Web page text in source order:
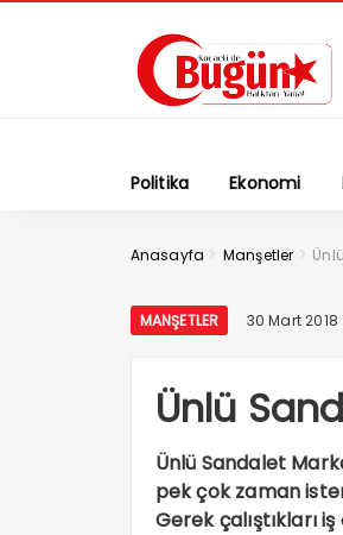
Politika Ekonomi
Anasayfa > Manşetler >
MANŞETLER 30 Mart 2018
Ünlü
Ünlü Sandalet
pek çok zaman
Gerek çalıştıkları